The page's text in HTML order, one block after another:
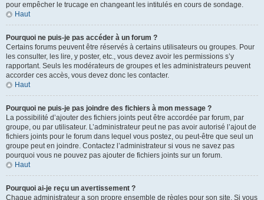
pour empêcher le trucage en changeant les intitulés en cours de sondage.
Haut
Pourquoi ne puis-je pas accéder à un forum ?
Certains forums peuvent être réservés à certains utilisateurs ou groupes. Pour
les consulter, les lire, y poster, etc., vous devez avoir les permissions s’y
rapportant. Seuls les modérateurs de groupes et les administrateurs peuvent
accorder ces accès, vous devez donc les contacter.
Haut
Pourquoi ne puis-je pas joindre des fichiers à mon message ?
La possibilité d’ajouter des fichiers joints peut être accordée par forum, par
groupe, ou par utilisateur. L’administrateur peut ne pas avoir autorisé l’ajout de
fichiers joints pour le forum dans lequel vous postez, ou peut-être que seul un
groupe peut en joindre. Contactez l’administrateur si vous ne savez pas
pourquoi vous ne pouvez pas ajouter de fichiers joints sur un forum.
Haut
Pourquoi ai-je reçu un avertissement ?
Chaque administrateur a son propre ensemble de règles pour son site. Si vous